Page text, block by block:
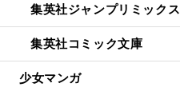
集英社ジャンプリミックス
集英社コミック文庫
少女マンガ